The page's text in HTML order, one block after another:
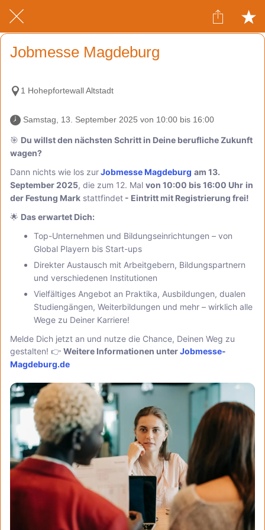
Jobmesse Magdeburg
1 Hohepfortewall Altstadt
Samstag, 13. September 2025 von 10:00 bis 16:00
🎯 Du willst den nächsten Schritt in Deine berufliche Zukunft
wagen?
Dann nichts wie los zurJobmesseMagdeburg am 13.
September 2025, die zum 12. Mal von 10:00 bis 16:00 Uhr in
der Festung Mark stattfindet - Eintritt mit Registrierung frei!
🌟 Das erwartet Dich:
Top-Unternehmen und Bildungseinrichtungen – von
Global Playern bis Start-ups
Direkter Austausch mit Arbeitgebern, Bildungspartnern
und verschiedenen Institutionen
Vielfältiges Angebot an Praktika, Ausbildungen, dualen
Studiengängen, Weiterbildungen und mehr – wirklich alle
Wege zu Deiner Karriere!
Melde Dich jetzt an und nutze die Chance, Deinen Weg zu
gestalten! 👉 Weitere Informationen unterJobmesse-
Magdeburg.de